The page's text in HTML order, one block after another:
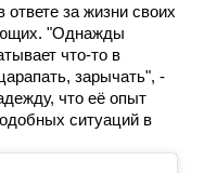
ответе за жизни своих
"Однажды
что-то в
зарычать", -
что её опыт
ситуаций в